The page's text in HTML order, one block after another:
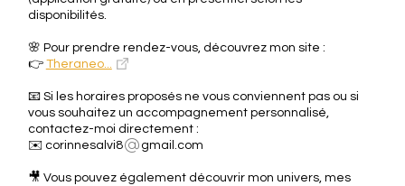
disponibilités.
🌸 Pour prendre rendez-vous, découvrez mon site :
👉 Theraneo...
📧 Si les horaires proposés ne vous conviennent pas ou si
vous souhaitez un accompagnement personnalisé,
contactez-moi directement :
✉️ corinnesalvi8
gmail.com
🎥 Vous pouvez également découvrir mon univers, mes